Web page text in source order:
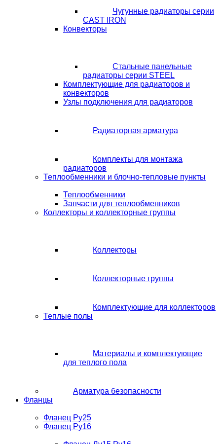
Чугунные радиаторы серии
CAST IRON
Конвекторы
Стальные панельные
радиаторы серии STEEL
Комплектующие для радиаторов и
конвекторов
Узлы подключения для радиаторов
Радиаторная арматура
Комплекты для монтажа
радиаторов
Теплообменники и блочно-тепловые пункты
Теплообменники
Запчасти для теплообменников
Коллекторы и коллекторные группы
Коллекторы
Коллекторные группы
Комплектующие для коллекторов
Теплые полы
Материалы и комплектующие
для теплого пола
Арматура безопасности
Фланцы
Фланец Ру25
Фланец Ру16